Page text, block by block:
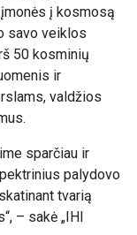
į kosmosą
savo veiklos
50 kosminių
ir
valdžios
sparčiau ir
palydovo
tvarią
– sakė „IHI